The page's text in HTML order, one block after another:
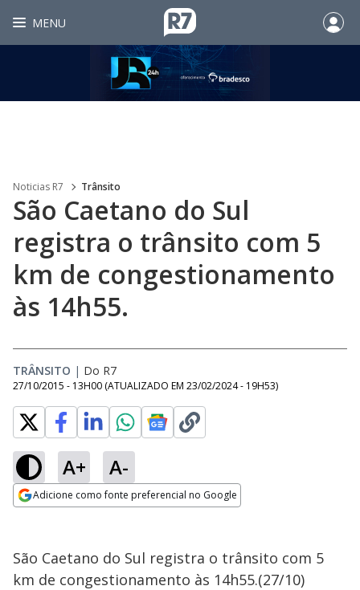
MENU
Noticias R7 Trânsito
São Caetano do Sul
registra o trânsito com 5
km de congestionamento
às 14h55.
TRÂNSITO | Do R7
27/10/2015 - 13H00 (ATUALIZADO EM 23/02/2024 - 19H53)
A+ A-
Adicione como fonte preferencial no Google
São Caetano do Sul registra o trânsito com 5
km de congestionamento às 14h55.(27/10)